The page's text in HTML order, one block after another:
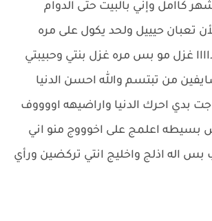
كاامل وإني بالبيت حتى الدوام
تعبان حيييل ولحد يكول على مره
غزل مو بس مره غزل بنتي وحبيبتي
من تبتسم والله احسن الدنيا
بدي احرك الدنيا واراضيهه اووووف
بسيطه اعلمج على اخوووج منو اني
اله اذلج واخليج انتي تركضين ورأي